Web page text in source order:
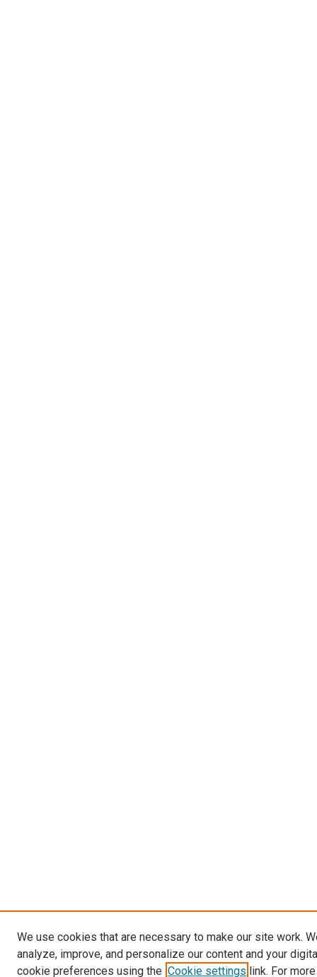
We use cookies that are necessary to make our site work.
analyze, improve, and personalize our content and your
cookie preferences using the Cookie settings link. For